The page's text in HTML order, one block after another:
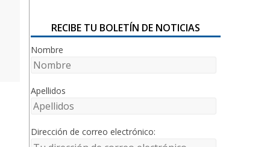
RECIBE TU BOLETÍN DE NOTICIAS
Nombre
Apellidos
Dirección de correo electrónico: